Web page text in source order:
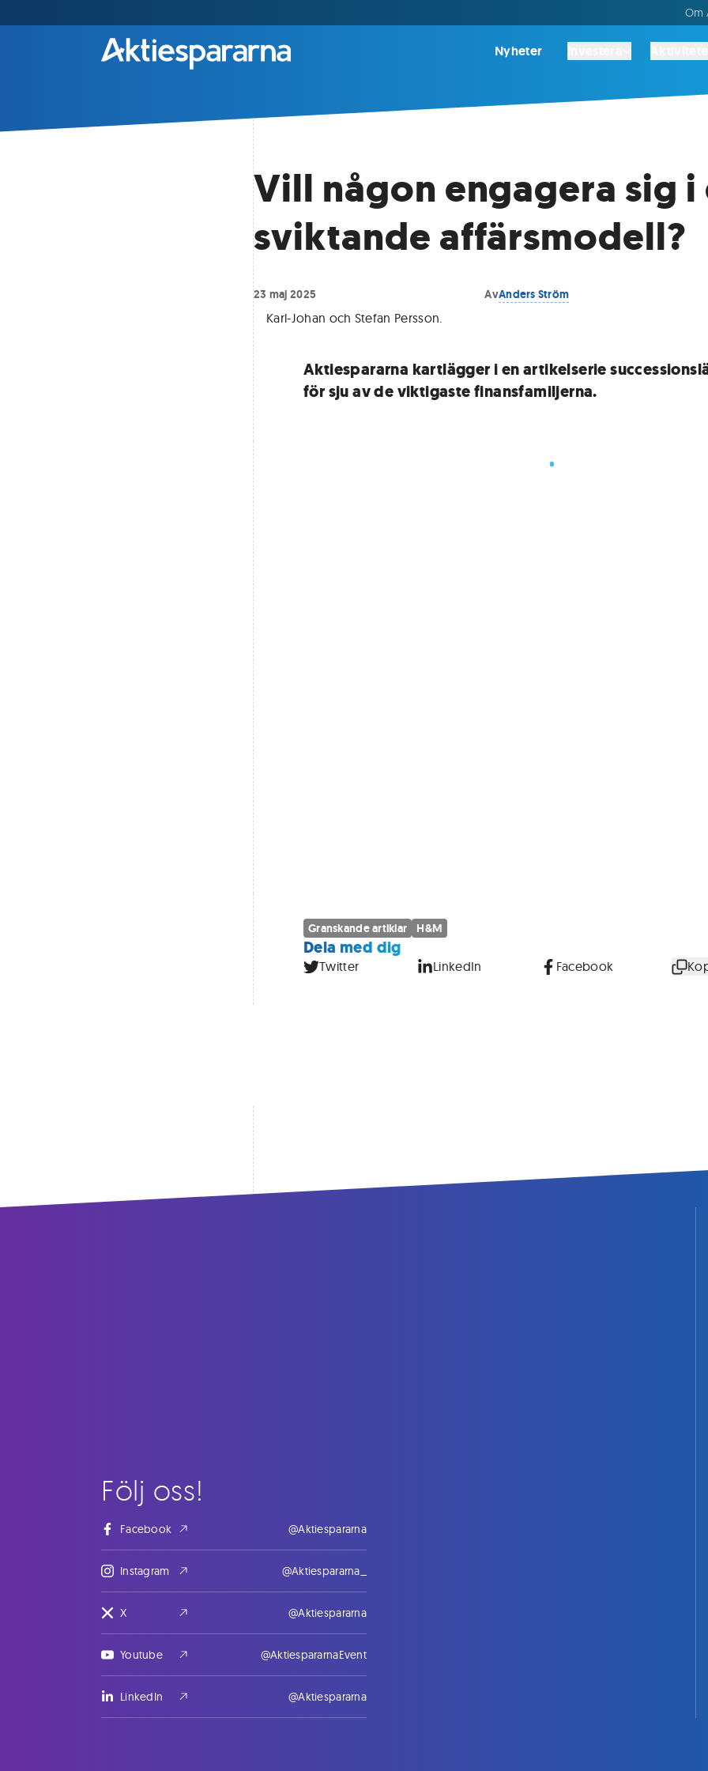
Om
Nyheter
Vill någon engagera sig i
sviktande affärsmodell?
23 maj 2025 AvAnders Ström
Karl-Johan och Stefan Persson.
Aktiespararna kartlägger i en artikelserie
för sju av de viktigaste finansfamiljerna.
Granskande artiklar H&M
Dela med dig
Twitter LinkedIn Facebook
Följ oss!
Facebook @Aktiespararna
Instagram @Aktiespararna_
X @Aktiespararna
Youtube @AktiespararnaEvent
LinkedIn @Aktiespararna